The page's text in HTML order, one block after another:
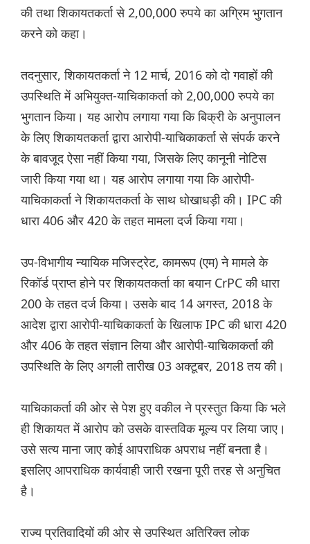
की तथा शिकायतकर्ता से 2,00,000 रुपये का अग्रिम भुगतान
करने को कहा।
तदनुसार, शिकायतकर्ता ने 12 मार्च, 2016 को दो गवाहों की
उपस्थिति में अभियुक्त-याचिकाकर्ता को 2,00,000 रुपये का
भुगतान किया। यह आरोप लगाया गया कि बिक्री के अनुपालन
के लिए शिकायतकर्ता द्वारा आरोपी-याचिकाकर्ता से संपर्क करने
के बावजूद ऐसा नहीं किया गया, जिसके लिए कानूनी नोटिस
जारी किया गया था। यह आरोप लगाया गया कि आरोपी-
याचिकाकर्ता ने शिकायतकर्ता के साथ धोखाधड़ी की। IPC की
धारा 406 और 420 के तहत मामला दर्ज किया गया।
उप-विभागीय न्यायिक मजिस्ट्रेट, कामरूप (एम) ने मामले के
रिकॉर्ड प्राप्त होने पर शिकायतकर्ता का बयान CrPC की धारा
200 के तहत दर्ज किया। उसके बाद 14 अगस्त, 2018 के
आदेश द्वारा आरोपी-याचिकाकर्ता के खिलाफ IPC की धारा 420
और 406 के तहत संज्ञान लिया और आरोपी-याचिकाकर्ता की
उपस्थिति के लिए अगली तारीख 03 अक्टूबर, 2018 तय की।
याचिकाकर्ता की ओर से पेश हुए वकील ने प्रस्तुत किया कि भले
ही शिकायत में आरोप को उसके वास्तविक मूल्य पर लिया जाए।
उसे सत्य माना जाए कोई आपराधिक अपराध नहीं बनता है।
इसलिए आपराधिक कार्यवाही जारी रखना पूरी तरह से अनुचित
है।
राज्य प्रतिवादियों की ओर से उपस्थित अतिरिक्त लोक